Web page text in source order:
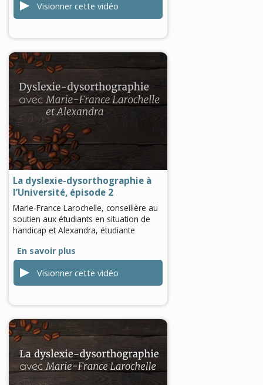
Visionner cette vidéo
0
seconds
of
0
seconds
La dyslexie-dysorthographie à
l’Université, épisode 2
Marie-France Larochelle, conseillère au
soutien aux étudiants en situation de
handicap et Alexandra, étudiante
En savoir plus
Visionner cette vidéo